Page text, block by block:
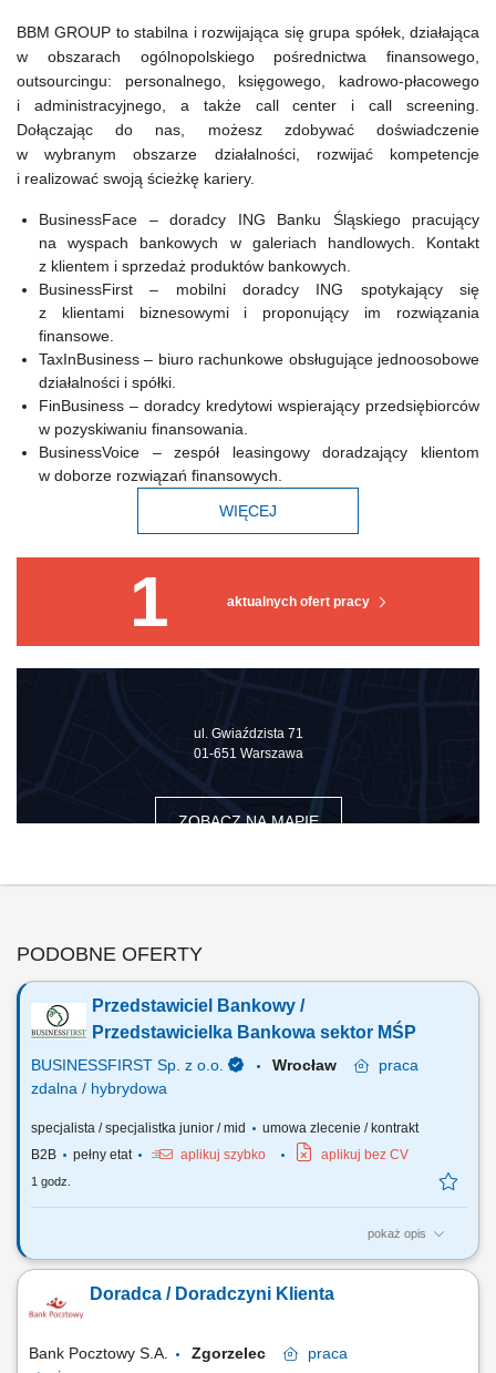
1 aktualnych ofert pracy
ul. Gwiaździsta 71
01-651 Warszawa
ZOBACZ NA MAPIE
BBM GROUP to stabilna i rozwijająca się grupa spółek, działająca
w obszarach ogólnopolskiego pośrednictwa finansowego,
outsourcingu: personalnego, księgowego, kadrowo-płacowego
i administracyjnego, a także call center i call screening.
Dołączając do nas, możesz zdobywać doświadczenie
w wybranym obszarze działalności, rozwijać kompetencje
i realizować swoją ścieżkę kariery.
BusinessFace – doradcy ING Banku Śląskiego pracujący
na wyspach bankowych w galeriach handlowych. Kontakt
z klientem i sprzedaż produktów bankowych.
BusinessFirst – mobilni doradcy ING spotykający się
z klientami biznesowymi i proponujący im rozwiązania
finansowe.
TaxInBusiness – biuro rachunkowe obsługujące jednoosobowe
działalności i spółki.
FinBusiness – doradcy kredytowi wspierający przedsiębiorców
w pozyskiwaniu finansowania.
BusinessVoice – zespół leasingowy doradzający klientom
w doborze rozwiązań finansowych.
WIĘCEJ
PODOBNE OFERTY
Przedstawiciel Bankowy /
Przedstawicielka Bankowa sektor MŚP
BUSINESSFIRST Sp. z o.o. Wrocław
praca
zdalna / hybrydowa
specjalista / specjalistka junior / mid
umowa zlecenie / kontrakt
B2B
pełny etat aplikuj szybko aplikuj bez CV
1 godz.
pokaż opis
Opis stanowiska Pozyskiwanie klientów biznesowych oraz sprzedaż
rachunki bankowe, faktoring i inne rozwiązania finansowe. Rozwój w
kierunku multidoradcy poprzez poszerzanie oferty produktowej dla
Doradca / Doradczyni Klienta
Bank Pocztowy S.A. Zgorzelec
praca